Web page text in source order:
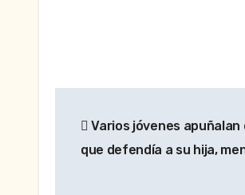
de Varios jóvenes
que defendía a su hija,